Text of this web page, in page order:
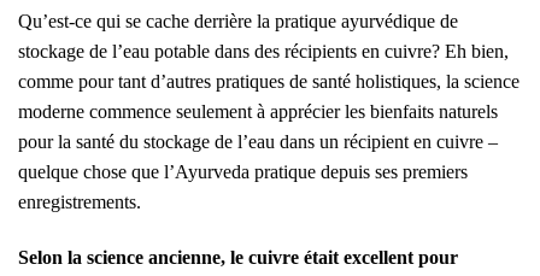
Qu’est-ce qui se cache derrière la pratique ayurvédique de
stockage de l’eau potable dans des récipients en cuivre? Eh bien,
comme pour tant d’autres pratiques de santé holistiques, la science
moderne commence seulement à apprécier les bienfaits naturels
pour la santé du stockage de l’eau dans un récipient en cuivre –
quelque chose que l’Ayurveda pratique depuis ses premiers
enregistrements.
Selon la science ancienne, le cuivre était excellent pour